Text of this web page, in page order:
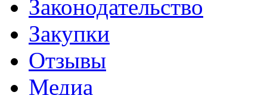
Законодательство
Закупки
Отзывы
Медиа